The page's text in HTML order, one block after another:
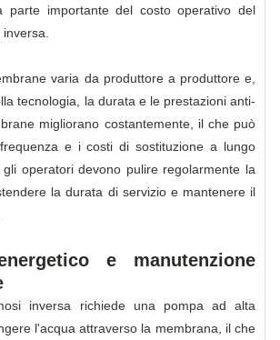
parte importante del costo operativo del
varia da produttore a produttore e,
tecnologia, la durata e le prestazioni anti-
migliorano costantemente, il che può
e i costi di sostituzione a lungo
operatori devono pulire regolarmente la
la durata di servizio e mantenere il
e manutenzione
inversa richiede una pompa ad alta
l'acqua attraverso la membrana, il che